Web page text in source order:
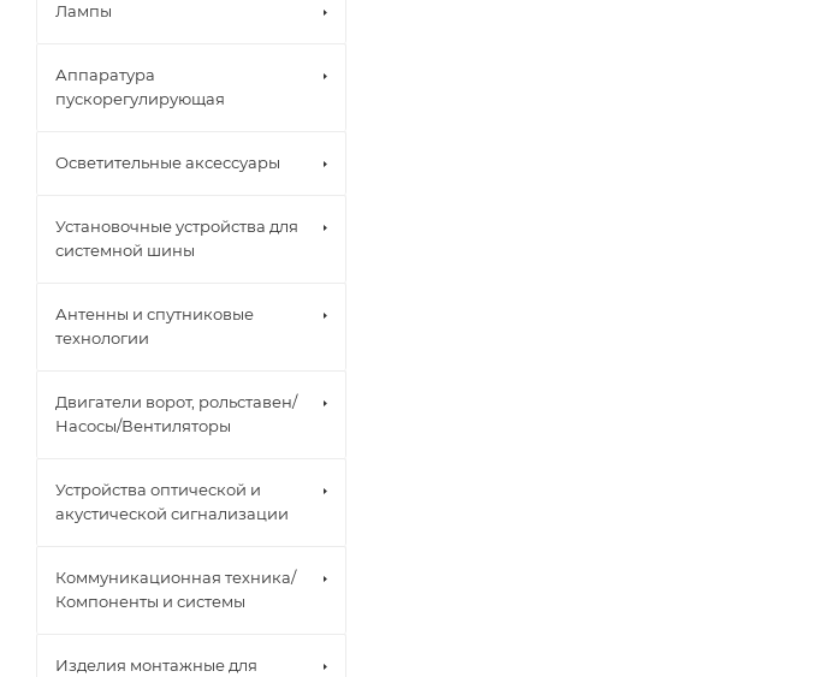
Лампы
Аппаратура
пускорегулирующая
Осветительные аксессуары
Установочные устройства для
системной шины
Антенны и спутниковые
технологии
Двигатели ворот, рольставен/
Насосы/Вентиляторы
Устройства оптической и
акустической сигнализации
Коммуникационная техника/
Компоненты и системы
Изделия монтажные для